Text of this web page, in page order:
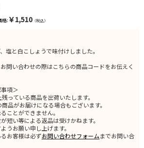
格 : ￥1,510（税込）
塩と白こしょうで味付けしました。
い合わせの際はこちらの商品コードをお伝えく
項＞
っている商品を出荷いたします。
品がお届けになる場合もございます。
ことができません。
い等による返品は受けかねます。
うお願い申し上げます。
お客様は必ずお問い合わせフォームまでお問い合